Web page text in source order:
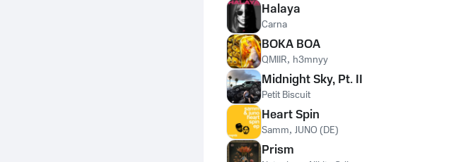
Halaya
Carna
BOKA BOA
QMIIR, h3mnyy
Midnight Sky, Pt. II
Petit Biscuit
Heart Spin
Samm, JUNO (DE)
Prism